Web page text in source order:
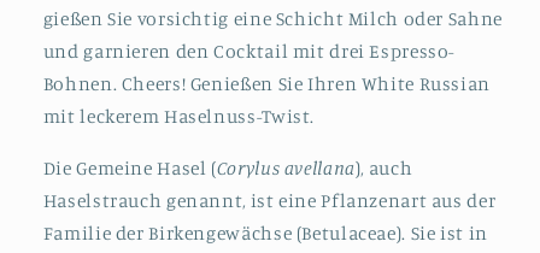
gießen Sie vorsichtig eine Schicht Milch oder Sahne
und garnieren den Cocktail mit drei Espresso-
Bohnen. Cheers! Genießen Sie Ihren White Russian
mit leckerem Haselnuss-Twist.
Die Gemeine Hasel (Corylus avellana), auch
Haselstrauch genannt, ist eine Pflanzenart aus der
Familie der Birkengewächse (Betulaceae). Sie ist in